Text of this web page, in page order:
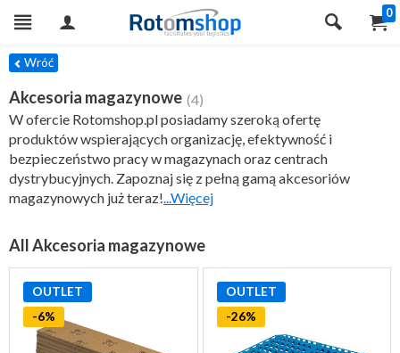
0
Wróć
Akcesoria magazynowe (4)
W ofercie Rotomshop.pl posiadamy szeroką ofertę
produktów wspierających organizację, efektywność i
bezpieczeństwo pracy w magazynach oraz centrach
dystrybucyjnych. Zapoznaj się z pełną gamą akcesoriów
magazynowych już teraz!...Więcej
All Akcesoria magazynowe
OUTLET
-6%
OUTLET
-26%